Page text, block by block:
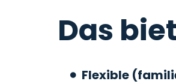
Das
Flexible